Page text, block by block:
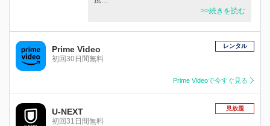
>>続きを読む
Prime Video
初回30日間無料
レンタル
Prime Videoで今すぐ見る
U-NEXT
初回31日間無料
見放題